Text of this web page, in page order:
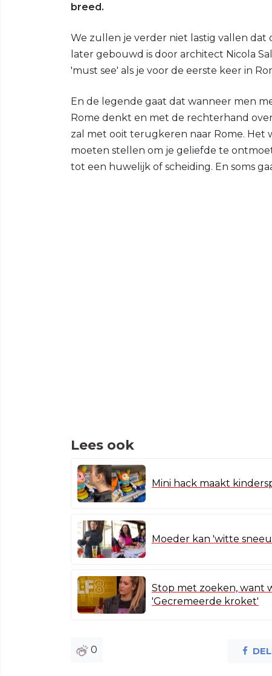
breed.
We zullen je verder niet lastig vallen dat
later gebouwd is door architect Nicola
'must see' als je voor de eerste keer in
En de legende gaat dat wanneer men
Rome denkt en met de rechterhand
zal met ooit terugkeren naar Rome. Het
moeten stellen om je geliefde te
tot een huwelijk of scheiding. En soms
Lees ook
Mini hack maakt
Moeder kan 'witte
Stop met zoeken, want
'Gecremeerde kroket'
0